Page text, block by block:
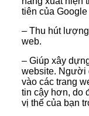
tiên của Google
– Thu hút
web.
– Giúp xây
website. Người
vào các trang
tin cậy hơn, do
vị thế của bạn